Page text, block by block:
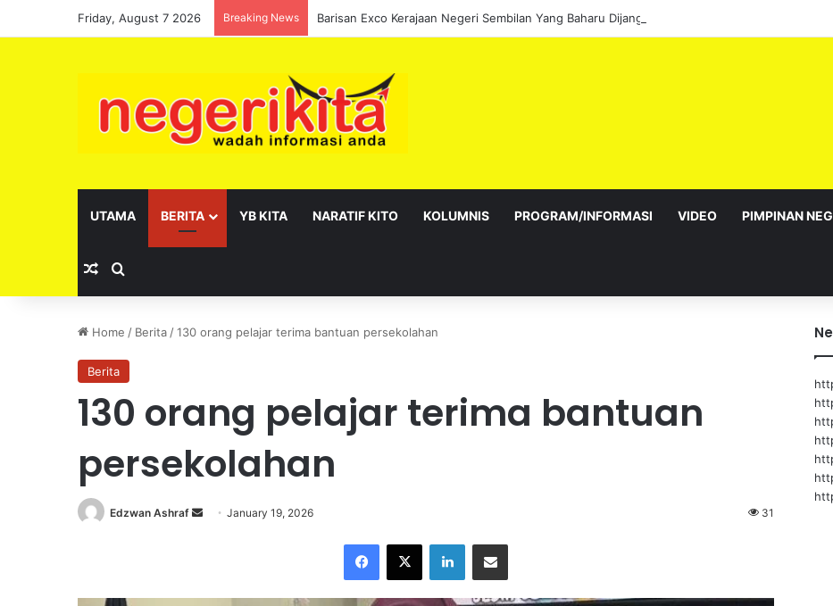
Friday, August 7 2026 Breaking News
UTAMA BERITA YB KITA NARATIF KITO KOLUMNIS PROGRAM/INFORMASI VIDEO PIMPINAN
Random Article
Home / Berita /130 orang pelajar terima bantuan persekolahan
Berita
130 orang pelajar terima bantuan
persekolahan
Edzwan Ashraf
a
January 19, 2026 31